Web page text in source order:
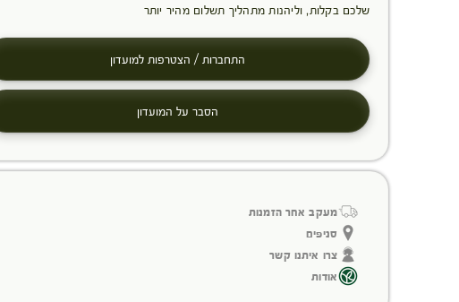
שלכם בקלות, וליהנות מתהליך תשלום מהיר יותר
התחברות / הצטרפות למועדון
הסבר על המועדון
מעקב אחר הזמנות
סניפים
צרו איתנו קשר
אודות